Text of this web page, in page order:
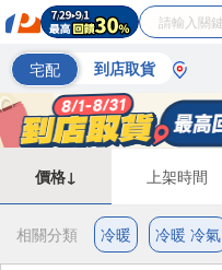
宅配 到店取貨
價格↓ 上架時間
相關分類 冷暖 冷暖 冷氣